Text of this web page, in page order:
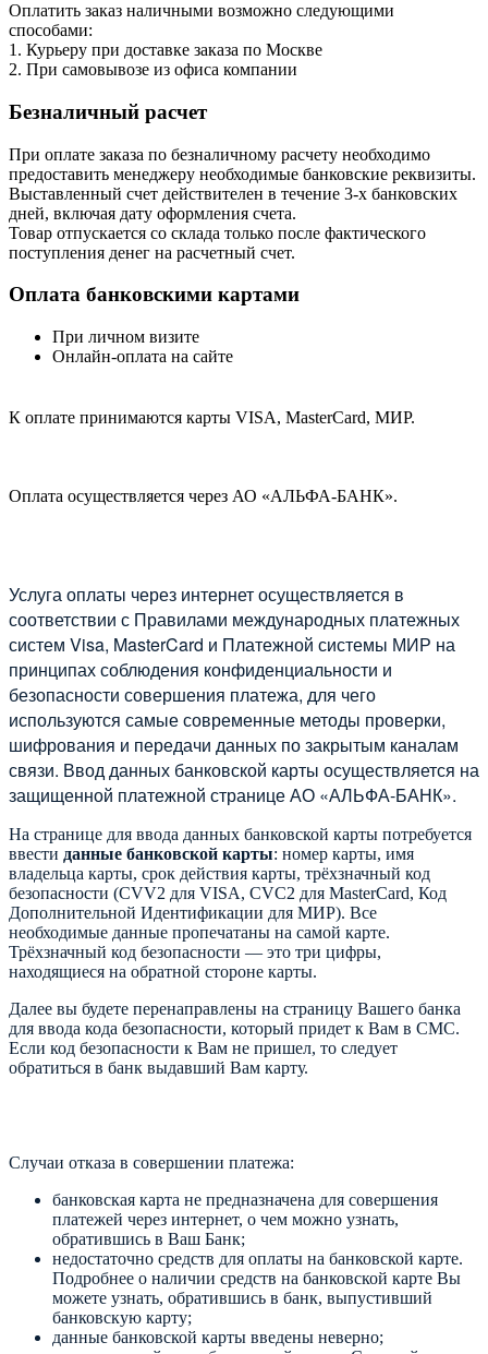
Оплатить заказ наличными возможно следующими
способами:
1. Курьеру при доставке заказа по Москве
2. При самовывозе из офиса компании
Безналичный расчет
При оплате заказа по безналичному расчету необходимо
предоставить менеджеру необходимые банковские реквизиты.
Выставленный счет действителен в течение 3-х банковских
дней, включая дату оформления cчета.
Товар отпускается со склада только после фактического
поступления денег на расчетный счет.
Оплата банковскими картами
При личном визите
Онлайн-оплата на сайте
К оплате принимаются карты VISA, MasterCard, МИР.
Оплата осуществляется через АО «АЛЬФА-БАНК».
Услуга оплаты через интернет осуществляется в
соответствии с Правилами международных платежных
систем Visa, MasterCard и Платежной системы МИР на
принципах соблюдения конфиденциальности и
безопасности совершения платежа, для чего
используются самые современные методы проверки,
шифрования и передачи данных по закрытым каналам
связи. Ввод данных банковской карты осуществляется на
защищенной платежной странице АО «АЛЬФА-БАНК».
На странице для ввода данных банковской карты потребуется
ввести данные банковской карты: номер карты, имя
владельца карты, срок действия карты, трёхзначный код
безопасности (CVV2 для VISA, CVC2 для MasterCard, Код
Дополнительной Идентификации для МИР). Все
необходимые данные пропечатаны на самой карте.
Трёхзначный код безопасности — это три цифры,
находящиеся на обратной стороне карты.
Далее вы будете перенаправлены на страницу Вашего банка
для ввода кода безопасности, который придет к Вам в СМС.
Если код безопасности к Вам не пришел, то следует
обратиться в банк выдавший Вам карту.
Случаи отказа в совершении платежа:
банковская карта не предназначена для совершения
платежей через интернет, о чем можно узнать,
обратившись в Ваш Банк;
недостаточно средств для оплаты на банковской карте.
Подробнее о наличии средств на банковской карте Вы
можете узнать, обратившись в банк, выпустивший
банковскую карту;
данные банковской карты введены неверно;